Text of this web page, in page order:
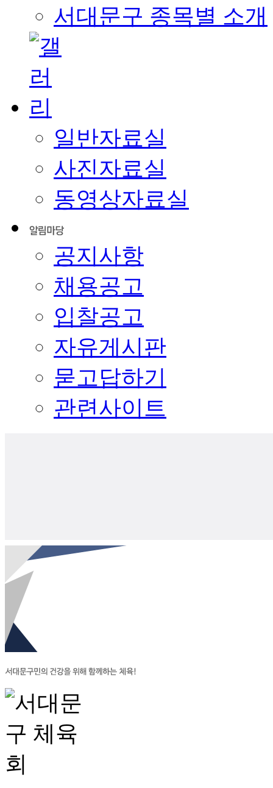
서대문구 종목별 소개
일반자료실
사진자료실
동영상자료실
공지사항
채용공고
입찰공고
자유게시판
묻고답하기
관련사이트